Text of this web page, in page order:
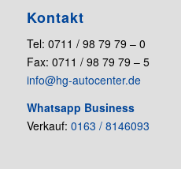
Kontakt
Tel: 0711 / 98 79 79 – 0
Fax: 0711 / 98 79 79 – 5
info@hg-autocenter.de
Whatsapp Business
Verkauf: 0163 / 8146093